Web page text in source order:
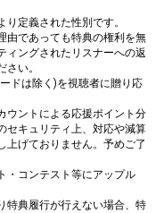
定義された性別です。
由であっても特典の権利を無
ィングされたリスナーへの返
い。
ドは除く)を視聴者に贈り応
ウントによる応援ポイント分
セキュリティ上、対応や減算
上げておりません。予めご了
・コンテスト等にアップル
特典履行が行えない場合、特